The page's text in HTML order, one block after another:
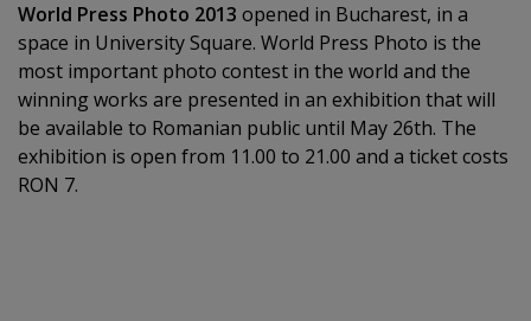
World Press Photo 2013 opened in Bucharest, in a
space in University Square. World Press Photo is the
most important photo contest in the world and the
winning works are presented in an exhibition that will
be available to Romanian public until May 26th. The
exhibition is open from 11.00 to 21.00 and a ticket costs
RON 7.